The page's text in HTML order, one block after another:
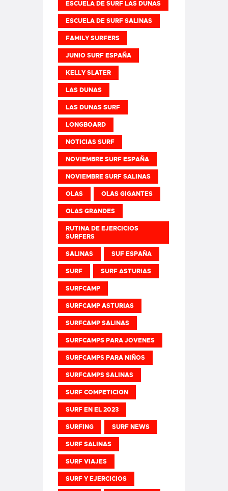
ESCUELA DE SURF LAS DUNAS
ESCUELA DE SURF SALINAS
FAMILY SURFERS
JUNIO SURF ESPAÑA
KELLY SLATER
LAS DUNAS
LAS DUNAS SURF
LONGBOARD
NOTICIAS SURF
NOVIEMBRE SURF ESPAÑA
NOVIEMBRE SURF SALINAS
OLAS OLAS GIGANTES
OLAS GRANDES
RUTINA DE EJERCICIOS
SURFERS
SALINAS SUF ESPAÑA
SURF SURF ASTURIAS
SURFCAMP
SURFCAMP ASTURIAS
SURFCAMP SALINAS
SURFCAMPS PARA JOVENES
SURFCAMPS PARA NIÑOS
SURFCAMPS SALINAS
SURF COMPETICION
SURF EN EL 2023
SURFING SURF NEWS
SURF SALINAS
SURF VIAJES
SURF Y EJERCICIOS